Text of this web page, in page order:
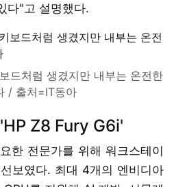
다"고 설명했다.
드처럼 생겼지만 내부는 온전한
/ 출처=IT동아
Z8 Fury G6i'
한 전문가를 위해 워크스테이
보였다. 최대 4개의 엔비디아